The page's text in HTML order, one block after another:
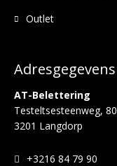
Adresgegevens
AT-Belettering
Testeltsesteenweg, 80
3201 Langdorp
+3216 84 79 90
Outlet